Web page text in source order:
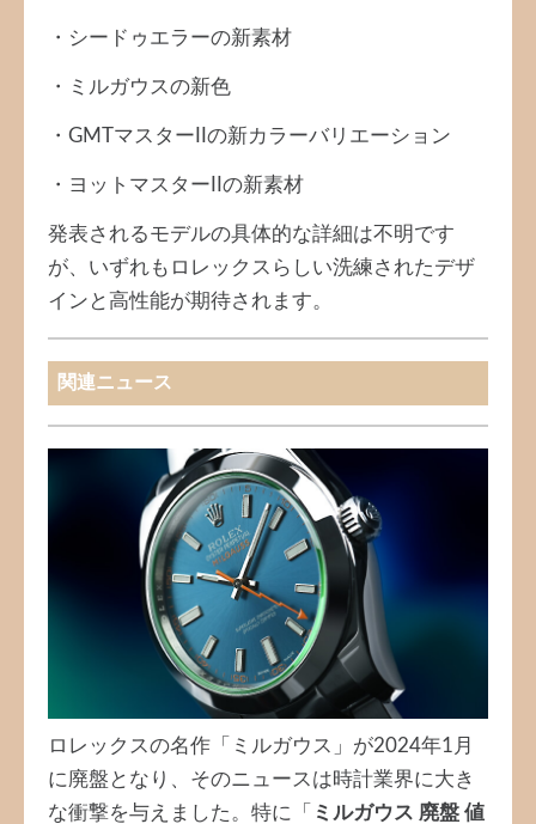
・シードゥエラーの新素材
・ミルガウスの新色
・GMTマスターIIの新カラーバリエーション
・ヨットマスターIIの新素材
発表されるモデルの具体的な詳細は不明です
が、いずれもロレックスらしい洗練されたデザ
インと高性能が期待されます。
関連ニュース
ロレックスの名作「ミルガウス」が2024年1月
に廃盤となり、そのニュースは時計業界に大き
な衝撃を与えました。特に「
ミルガウス 廃盤 値